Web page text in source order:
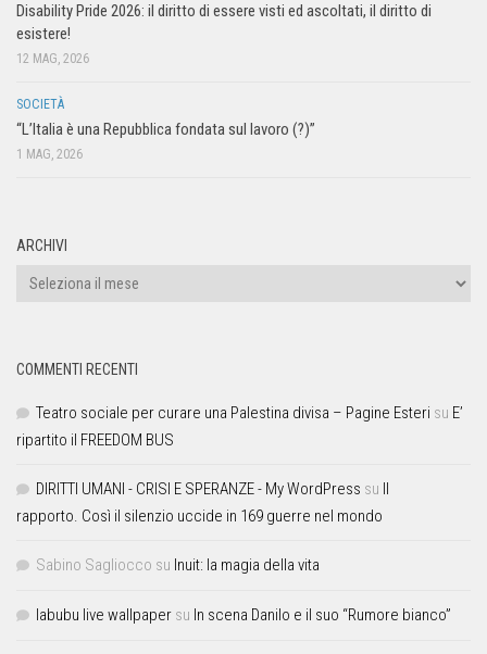
Disability Pride 2026: il diritto di essere visti ed ascoltati, il diritto di
esistere!
12 MAG, 2026
SOCIETÀ
“L’Italia è una Repubblica fondata sul lavoro (?)”
1 MAG, 2026
ARCHIVI
COMMENTI RECENTI
Teatro sociale per curare una Palestina divisa – Pagine Esteri su E’
ripartito il FREEDOM BUS
DIRITTI UMANI - CRISI E SPERANZE - My WordPress su
rapporto. Così il silenzio uccide in 169 guerre nel mondo
Sabino Sagliocco su Inuit: la magia della vita
labubu live wallpaper su In scena Danilo e il suo “Rumore bianco”